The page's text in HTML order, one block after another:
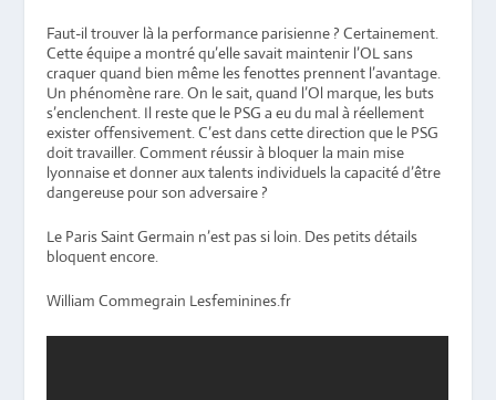
Faut-il trouver là la performance parisienne ? Certainement.
Cette équipe a montré qu’elle savait maintenir l’OL sans
craquer quand bien même les fenottes prennent l’avantage.
Un phénomène rare. On le sait, quand l’Ol marque, les buts
s’enclenchent. Il reste que le PSG a eu du mal à réellement
exister offensivement. C’est dans cette direction que le PSG
doit travailler. Comment réussir à bloquer la main mise
lyonnaise et donner aux talents individuels la capacité d’être
dangereuse pour son adversaire ?
Le Paris Saint Germain n’est pas si loin. Des petits détails
bloquent encore.
William Commegrain Lesfeminines.fr